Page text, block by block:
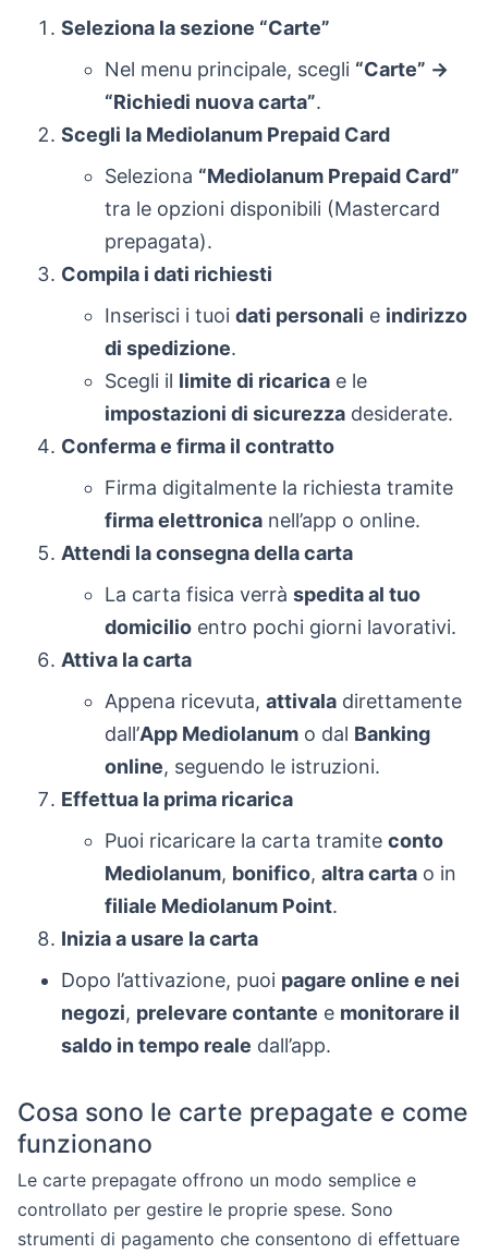
Seleziona la sezione “Carte”
Nel menu principale, scegli “Carte” →
“Richiedi nuova carta”.
Scegli la Mediolanum Prepaid Card
Seleziona “Mediolanum Prepaid Card”
tra le opzioni disponibili (Mastercard
prepagata).
Compila i dati richiesti
Inserisci i tuoi dati personali e indirizzo
di spedizione.
Scegli il limite di ricarica e le
impostazioni di sicurezza desiderate.
Conferma e firma il contratto
Firma digitalmente la richiesta tramite
firma elettronica nell’app o online.
Attendi la consegna della carta
La carta fisica verrà spedita al tuo
domicilio entro pochi giorni lavorativi.
Attiva la carta
Appena ricevuta, attivala direttamente
dall’App Mediolanum o dal Banking
online, seguendo le istruzioni.
Effettua la prima ricarica
Puoi ricaricare la carta tramite conto
Mediolanum, bonifico, altra carta o in
filiale Mediolanum Point.
Inizia a usare la carta
Dopo l’attivazione, puoi pagare online e nei
negozi, prelevare contante e monitorare il
saldo in tempo reale dall’app.
Cosa sono le carte prepagate e come
funzionano
Le carte prepagate offrono un modo semplice e
controllato per gestire le proprie spese. Sono
strumenti di pagamento che consentono di effettuare